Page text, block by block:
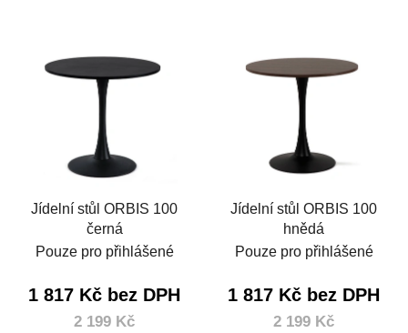
Jídelní stůl ORBIS 100
černá
Pouze pro přihlášené
1 817 Kč bez DPH
2 199 Kč
Jídelní stůl ORBIS 100
hnědá
Pouze pro přihlášené
1 817 Kč bez DPH
2 199 Kč